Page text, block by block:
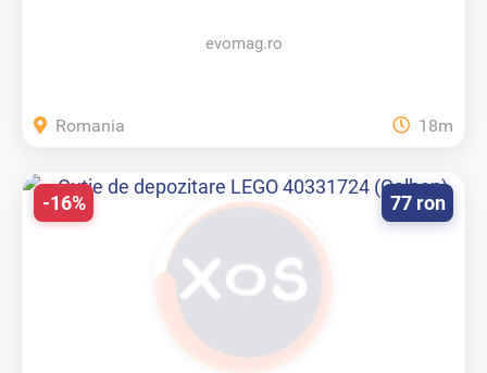
evomag.ro
Romania 18m
77 ron
-16%